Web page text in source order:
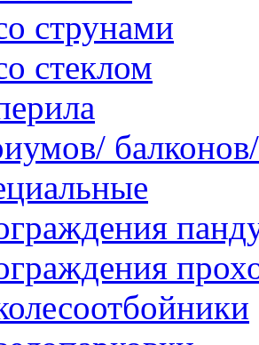
струнами
стеклом